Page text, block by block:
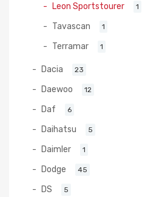
Leon Sportstourer 1
Tavascan 1
Terramar 1
Dacia 23
Daewoo 12
Daf 6
Daihatsu 5
Daimler 1
Dodge 45
DS 5